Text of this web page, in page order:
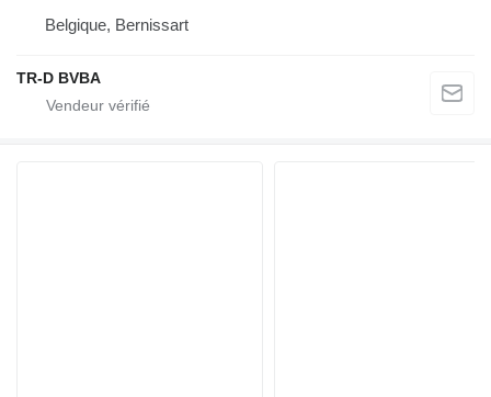
Belgique, Bernissart
TR-D BVBA